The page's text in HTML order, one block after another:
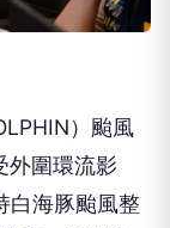
）颱風
外圍環流影
白海豚颱風整